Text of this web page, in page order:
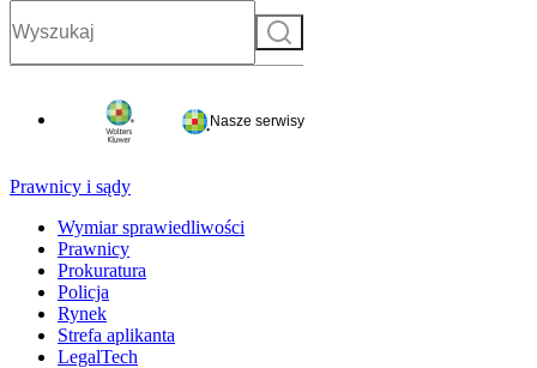
Szukaj
Nasze serwisy
Prawnicy i sądy
Wymiar sprawiedliwości
Prawnicy
Prokuratura
Policja
Rynek
Strefa aplikanta
LegalTech